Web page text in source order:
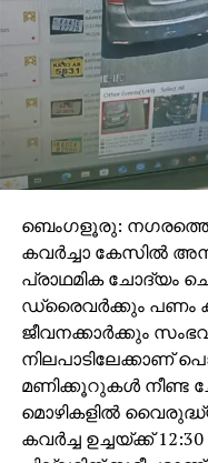
ഇന്ത്യപാക് യുദ്ധം
ലോകമെമ്പാടുമുള്ള
ചൈനീസ്
വീഡിയോകള്‍
നല്‍കിയിരുന്നു
ബെംഗളൂരു:
കവര്‍ച്ചാ കേസില്‍
പ്രാഥമിക ചോദ്യം
ഡ്രൈവര്‍ക്കും പണം
ജീവനക്കാര്‍ക്കും
നിലപാടിലേക്കാണ്
മണിക്കൂറുകള്‍ നീണ്ട
മൊഴികളില്‍
കവര്‍ച്ച ഉച്ചയ്ക്ക്